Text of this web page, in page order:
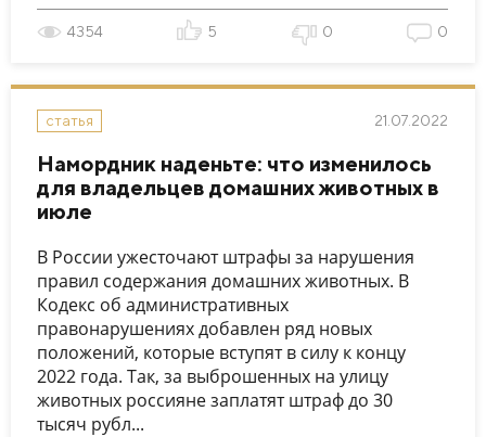
4354 5 0 0
статья 21.07.2022
Намордник наденьте: что изменилось
для владельцев домашних животных в
июле
В России ужесточают штрафы за нарушения
правил содержания домашних животных. В
Кодекс об административных
правонарушениях добавлен ряд новых
положений, которые вступят в силу к концу
2022 года. Так, за выброшенных на улицу
животных россияне заплатят штраф до 30
тысяч рубл...